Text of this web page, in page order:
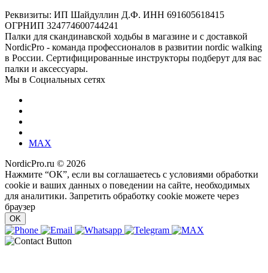
Реквизиты: ИП Шайдуллин Д.Ф. ИНН 691605618415
ОГРНИП 324774600744241
Палки для скандинавской ходьбы в магазине и с доставкой
NordicPro - команда профессионалов в развитии nordic walking
в России. Сертифицированные инструкторы подберут для вас
палки и аксессуары.
Мы в Социальных сетях
MAX
NordicPro.ru © 2026
Нажмите “ОК”, если вы соглашаетесь с условиями обработки
cookie и ваших данных о поведении на сайте, необходимых
для аналитики. Запретить обработку cookie можете через
браузер
OK